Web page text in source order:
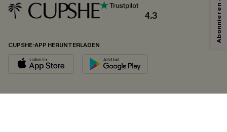
4.3
CUPSHE-APP HERUNTERLADEN